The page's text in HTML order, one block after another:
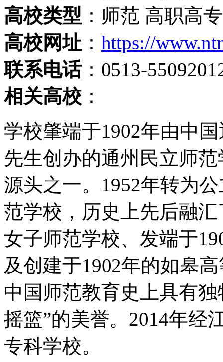
高校类型 ：师范 高职高
高校网址 ： https://
联系电话：0513-
相关高校 ：
学校肇端于1902年由中
先生创办的通州民立师
源头之一。1952年转为
范学校，历史上先后融
女子师范学校、发端于
及创建于1902年的如皋
中国师范教育史上具有
摇篮”的美誉。2014年经
专科学校。